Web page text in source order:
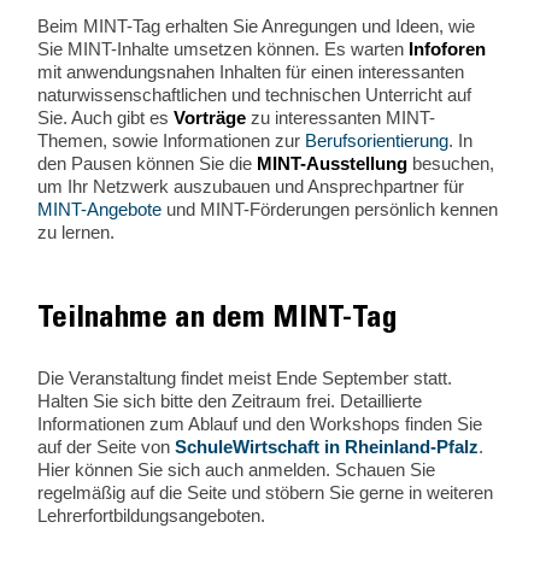
Beim MINT-Tag erhalten Sie Anregungen und Ideen, wie
Sie MINT-Inhalte umsetzen können. Es warten Infoforen
mit anwendungsnahen Inhalten für einen interessanten
naturwissenschaftlichen und technischen Unterricht auf
Sie. Auch gibt es Vorträge zu interessanten MINT-
Themen, sowie Informationen zur Berufsorientierung. In
den Pausen können Sie die MINT-Ausstellung besuchen,
um Ihr Netzwerk auszubauen und Ansprechpartner für
MINT-Angebote und MINT-Förderungen persönlich kennen
zu lernen.
Teilnahme an dem MINT-Tag
Die Veranstaltung findet meist Ende September statt.
Halten Sie sich bitte den Zeitraum frei. Detaillierte
Informationen zum Ablauf und den Workshops finden Sie
auf der Seite von SchuleWirtschaft in Rheinland-Pfalz.
Hier können Sie sich auch anmelden. Schauen Sie
regelmäßig auf die Seite und stöbern Sie gerne in weiteren
Lehrerfortbildungsangeboten.